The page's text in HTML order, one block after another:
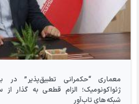
معماری “حکمرانی تطبیق‌پذیر” در
ژئواکونومیک؛ الزام قطعی به گذار
شبکه‌های تاب‌آور